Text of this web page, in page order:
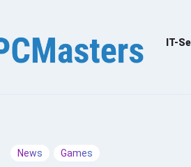
IT-
News Games